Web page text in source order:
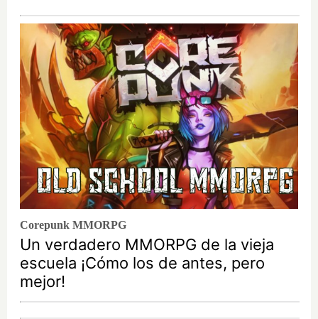
Corepunk MMORPG
Un verdadero MMORPG de la vieja
escuela ¡Cómo los de antes, pero
mejor!